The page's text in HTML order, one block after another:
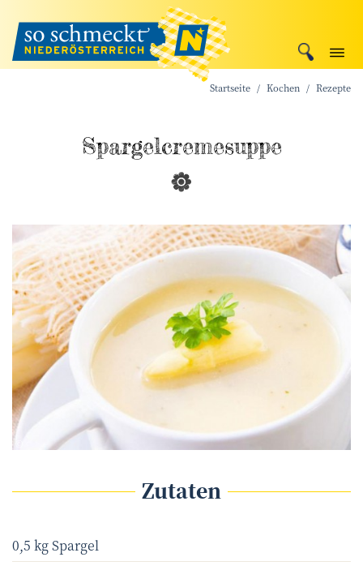
Startseite Kochen Rezepte
Spargelcremesuppe
Dar1930 – adobe.stock.com
Zutaten
0,5 kg Spargel